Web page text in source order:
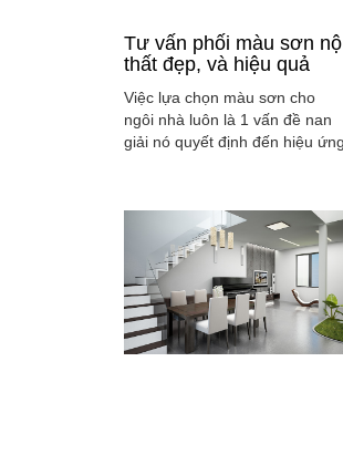
Tư vấn phối màu sơn
thất đẹp, và hiệu quả
Việc lựa chọn màu sơn cho
ngôi nhà luôn là 1 vấn đề nan
giải nó quyết định đến hiệu
của gia đình bạn.